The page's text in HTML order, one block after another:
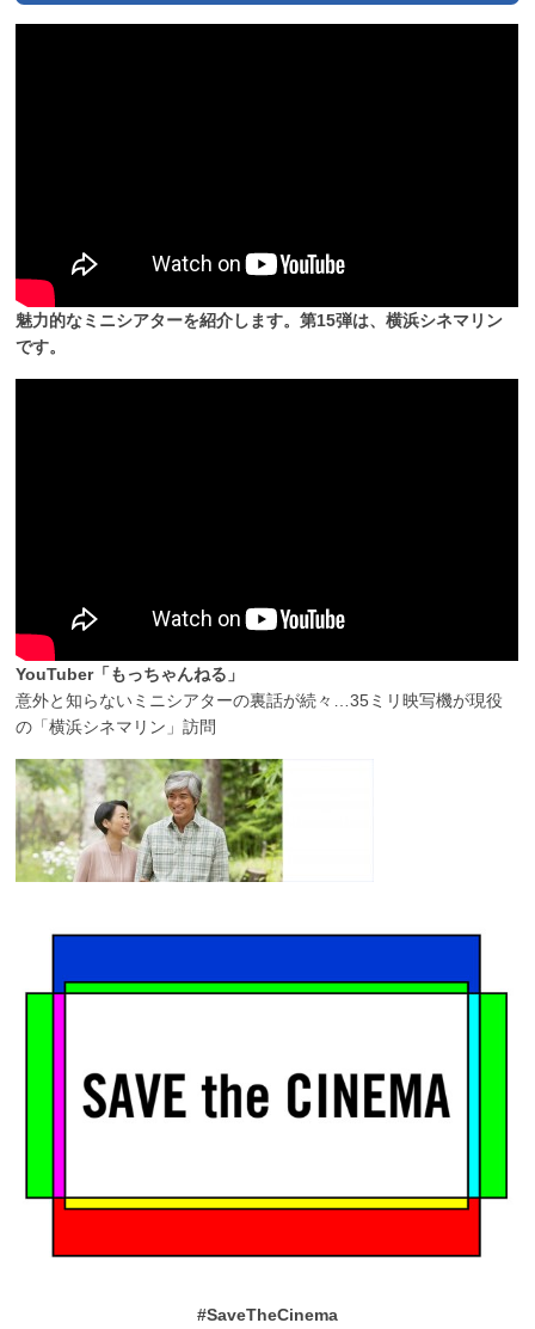
魅力的なミニシアターを紹介します。第15弾は、横浜シネマリン
です。
YouTuber「もっちゃんねる」
意外と知らないミニシアターの裏話が続々…35ミリ映写機が現役
の「横浜シネマリン」訪問
#SaveTheCinema